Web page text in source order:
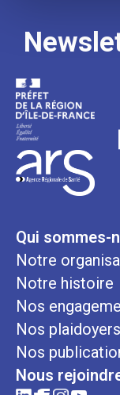
Qui sommes-
Notre
Notre histoire
Nos
Nos plaidoyers
Nos
Nous